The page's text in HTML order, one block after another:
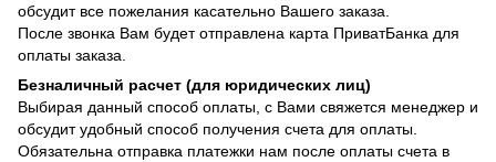
обсудит все пожелания касательно Вашего заказа.
После звонка Вам будет отправлена карта ПриватБанка для
оплаты заказа.
Безналичный расчет (для юридических лиц)
Выбирая данный способ оплаты, с Вами свяжется менеджер и
обсудит удобный способ получения счета для оплаты.
Обязательна отправка платежки нам после оплаты счета в